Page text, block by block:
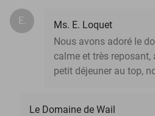
E.
Ms. E. Loquet
Nous avons adoré le
calme et très reposant,
petit déjeuner au top,
Le Domaine de Wail